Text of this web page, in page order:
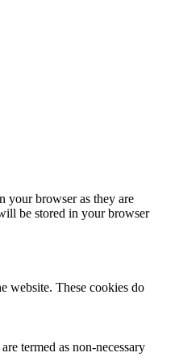
your browser as they are
be stored in your browser
website. These cookies do
termed as non-necessary